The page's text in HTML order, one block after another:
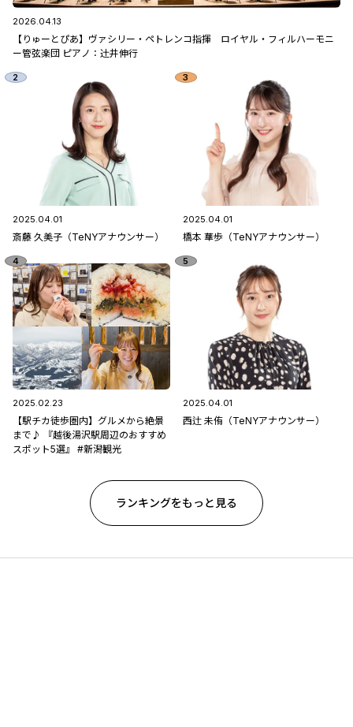
2026.04.13
【りゅーとぴあ】ヴァシリー・ペトレンコ指揮 ロイヤル・フィルハーモニ
ー管弦楽団 ピアノ：辻󠄀井伸行
2025.04.01
斎藤 久美子（TeNYアナウンサー）
2025.04.01
橋本 華歩（TeNYアナウンサー）
2025.02.23
【駅チカ徒歩圏内】グルメから絶景
まで♪ 『越後湯沢駅周辺のおすすめ
スポット5選』 #新潟観光
2025.04.01
西辻 未侑（TeNYアナウンサー）
ランキングをもっと見る